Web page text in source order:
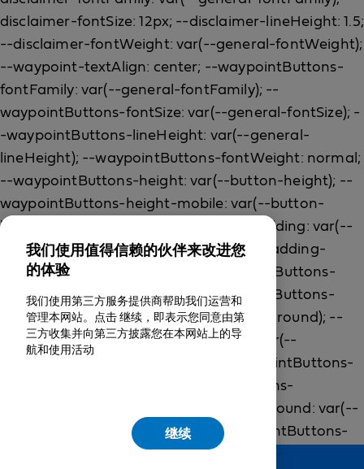
我们使用值得信赖的伙伴来改进您
的体验
我们使用第三方服务提供商帮助我们运营和
管理本网站。点击 继续，即表示您同意由第
三方收集并向第三方披露您在本网站上的导
航和使用活动
继续